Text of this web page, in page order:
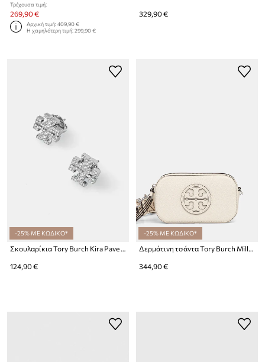
Τρέχουσα τιμή:
269,90 €
Αρχική τιμή:409,90 €
Η χαμηλότερη τιμή:299,90 €
329,90 €
-25% ΜΕ ΚΩΔΙΚΟ*
Σκουλαρίκια Tory Burch Kira Pave Stud
124,90 €
-25% ΜΕ ΚΩΔΙΚΟ*
Δερμάτινη τσάντα Tory Burch Miller Mini Crossbody Miller
344,90 €